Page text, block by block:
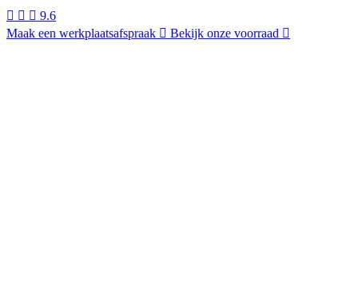
9.6
Maak een werkplaatsafspraak
Bekijk onze voorraad